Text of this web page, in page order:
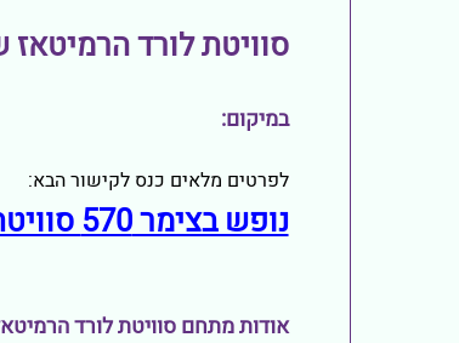
סוויטת לורד הרמיטאז
במיקום:
לפרטים מלאים כנס לקישור הבא:
נופש בצימר 570 סוויטת לורד הרמיטאז שבגולן
אודות מתחם סוויטת לורד